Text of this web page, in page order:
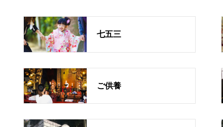
七五三
ご供養